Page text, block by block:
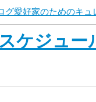
愛好家のためのキュ
ケジュー